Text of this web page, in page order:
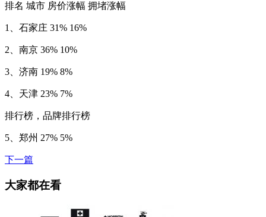
排名 城市 房价涨幅 拥堵涨幅
1、石家庄 31% 16%
2、南京 36% 10%
3、济南 19% 8%
4、天津 23% 7%
排行榜，品牌排行榜
5、郑州 27% 5%
下一篇
大家都在看